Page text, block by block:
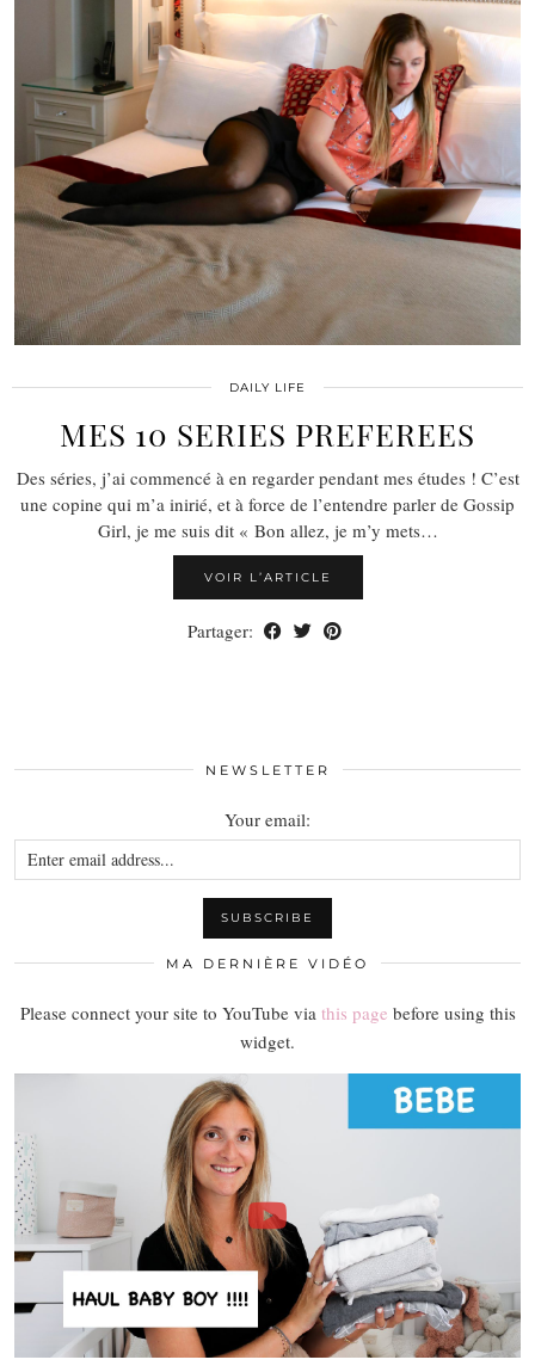
DAILY LIFE
MES 10 SERIES PREFEREES
Des séries, j’ai commencé à en regarder pendant mes études ! C’est
une copine qui m’a inirié, et à force de l’entendre parler de Gossip
Girl, je me suis dit « Bon allez, je m’y mets…
VOIR L’ARTICLE
Partager:
NEWSLETTER
Your email:
MA DERNIÈRE VIDÉO
Please connect your site to YouTube via this page before using this
widget.